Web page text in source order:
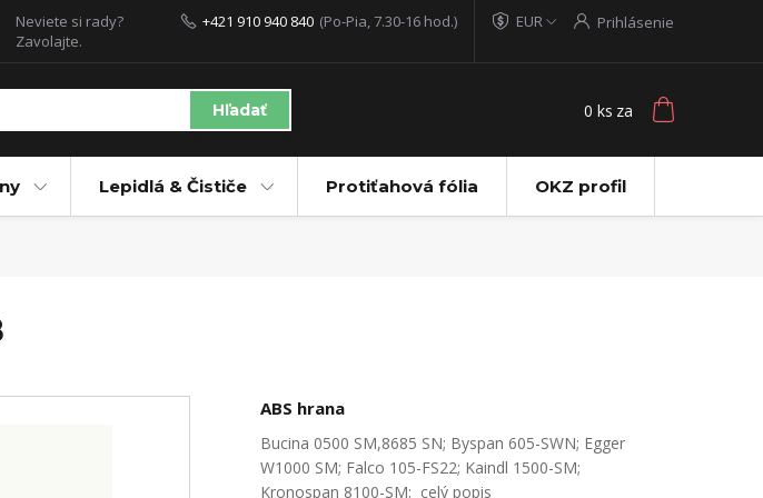
EUR Prihlásenie
Hľadať
Neviete si rady?
Zavolajte.
+421 910 940 840 (Po-Pia, 7.30-16 hod.)
0 ks za
Lepidlá & Čističe Protiťahová fólia OKZ profil
ABS hrana
Bucina 0500 SM,8685 SN; Byspan 605-SWN; Egger
W1000 SM; Falco 105-FS22; Kaindl 1500-SM;
Kronospan 8100-SM; celý popis